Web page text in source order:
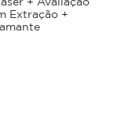
Extração +